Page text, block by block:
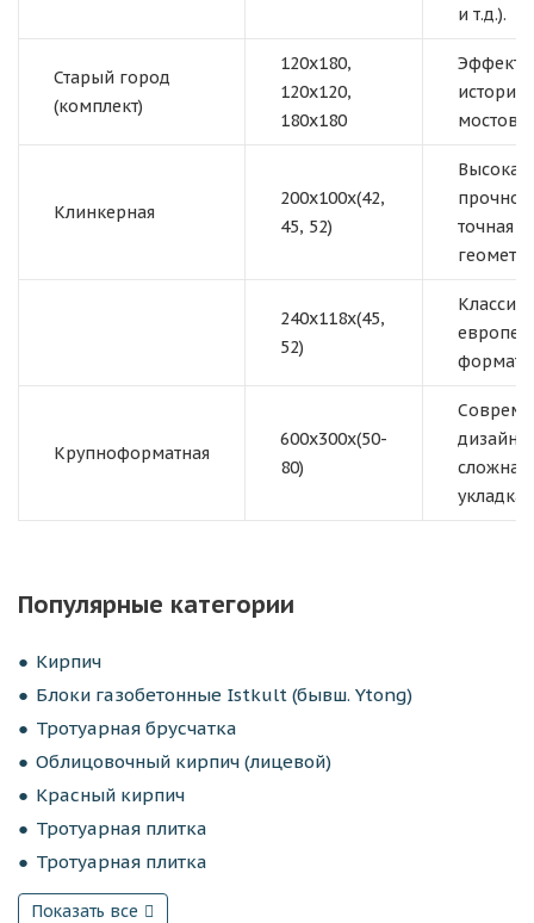
и т.д.).
Старый город
(комплект)
120x180,
120x120,
180x180
Эффект
Клинкерная
200x100x(42,
45, 52)
Высокая
точная
240x118x(45,
52)
формат.
Крупноформатная
600x300x(50-
80)
дизайн,
сложная
укладка.
Популярные категории
Кирпич
Блоки газобетонные Istkult (бывш. Ytong)
Тротуарная брусчатка
Облицовочный кирпич (лицевой)
Красный кирпич
Тротуарная плитка
Тротуарная плитка
Показать все